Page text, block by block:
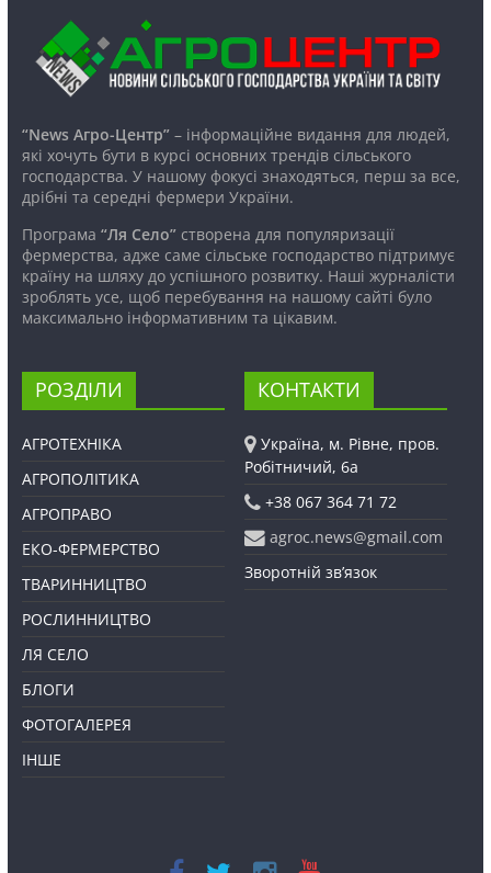
“News Агро-Центр”– інформаційне видання для людей,
які хочуть бути в курсі основних трендів сільського
господарства. У нашому фокусі знаходяться, перш за все,
дрібні та середні фермери України.
Програма “Ля Село”створена для популяризації
фермерства, адже саме сільське господарство підтримує
країну на шляху до успішного розвитку. Наші журналісти
зроблять усе, щоб перебування на нашому сайті було
максимально інформативним та цікавим.
РОЗДІЛИ
АГРОТЕХНІКА
АГРОПОЛІТИКА
АГРОПРАВО
ЕКО-ФЕРМЕРСТВО
ТВАРИННИЦТВО
РОСЛИННИЦТВО
ЛЯ СЕЛО
БЛОГИ
ФОТОГАЛЕРЕЯ
ІНШЕ
КОНТАКТИ
Україна, м. Рівне, пров.
Робітничий, 6а
+38 067 364 71 72
agroc.news@gmail.com
Зворотній зв’язок